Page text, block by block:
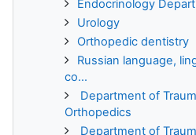
Endocrinology
Urology
Orthopedic dentistry
Russian language,
co...
Department of
Orthopedics
Department of